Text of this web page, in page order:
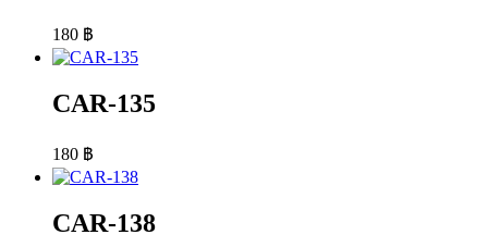
180 ฿
CAR-135
180 ฿
CAR-138